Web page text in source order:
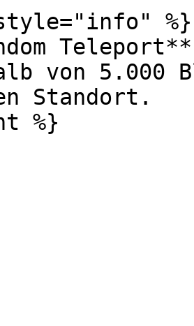
%}
von 5.000
Standort.